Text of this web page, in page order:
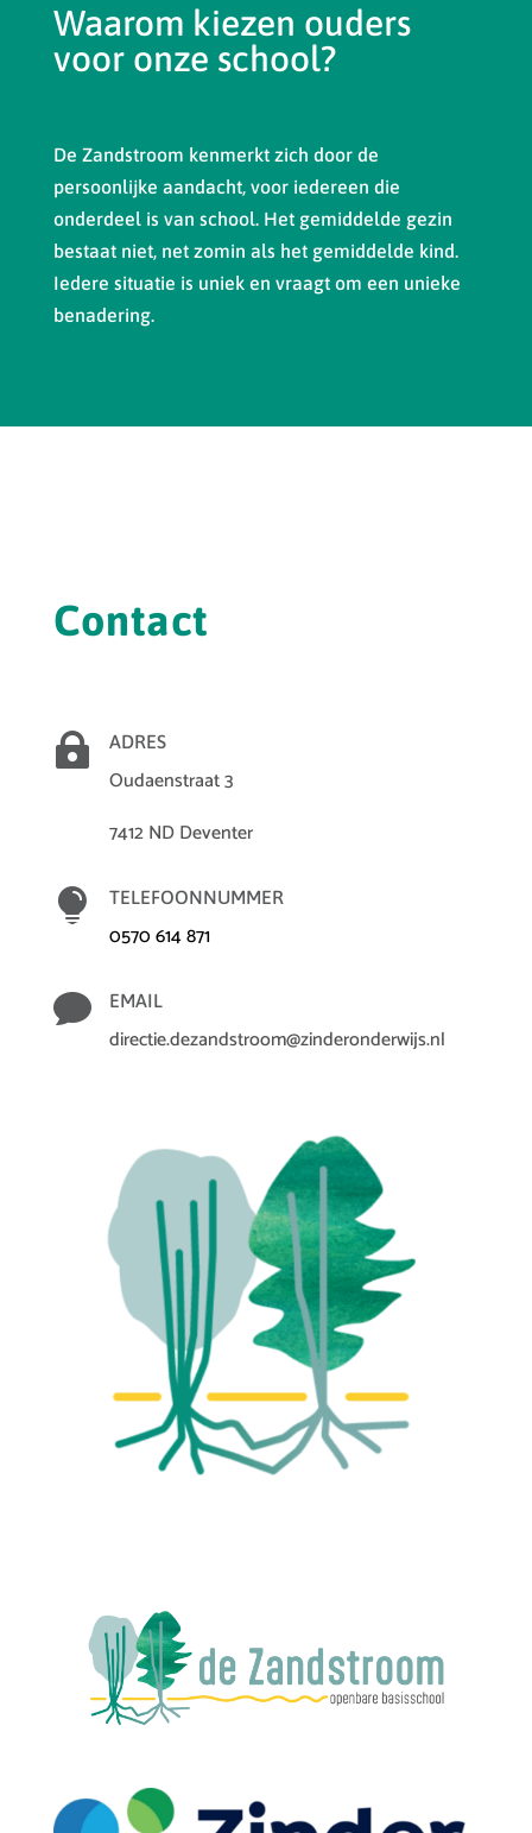
Waarom kiezen ouders
voor onze school?
De Zandstroom kenmerkt zich door de
persoonlijke aandacht, voor iedereen die
onderdeel is van school. Het gemiddelde gezin
bestaat niet, net zomin als het gemiddelde kind.
Iedere situatie is uniek en vraagt om een unieke
benadering.
Contact
 ADRES
Oudaenstraat 3
7412 ND Deventer
 TELEFOONNUMMER
0570 614 871
 EMAIL
directie.dezandstroom@zinderonderwijs.nl